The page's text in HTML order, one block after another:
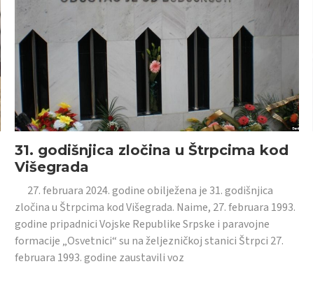
31. godišnjica zločina u Štrpcima kod
Višegrada
27. februara 2024. godine obilježena je 31. godišnjica
zločina u Štrpcima kod Višegrada. Naime, 27. februara 1993.
godine pripadnici Vojske Republike Srpske i paravojne
formacije „Osvetnici“ su na željezničkoj stanici Štrpci 27.
februara 1993. godine zaustavili voz